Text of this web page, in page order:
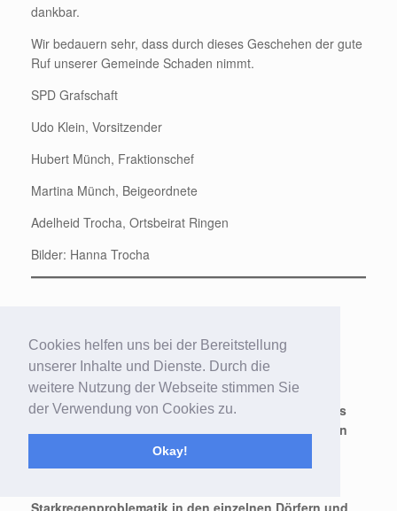
Cookies helfen uns bei der Bereitstellung
unserer Inhalte und Dienste. Durch die
weitere Nutzung der Webseite stimmen Sie
der Verwendung von Cookies zu.
Okay!
dankbar.
Wir bedauern sehr, dass durch dieses Geschehen der gute
Ruf unserer Gemeinde Schaden nimmt.
SPD Grafschaft
Udo Klein, Vorsitzender
Hubert Münch, Fraktionschef
Martina Münch, Beigeordnete
Adelheid Trocha, Ortsbeirat Ringen
Bilder: Hanna Trocha
anders
Statt langer Ratssitzungen setzten sich vier
befreundete Sozialdemokraten aufs Fahrrad und los
ging es zu allen Dörfern der Grafschaft. Dabei waren
die Ratsmitglieder Günter Bach, Dieter Bornschlegl
und Peter Moog begleitet von Wolfgang Feller.
Starkregenproblematik in den einzelnen Dörfern und